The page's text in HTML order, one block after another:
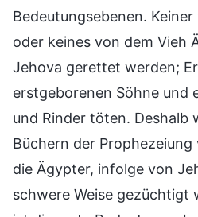
Bedeutungsebenen.
oder keines von dem Vieh
Jehova gerettet werden;
erstgeborenen Söhne und
und Rinder töten. Deshalb
Büchern der
die Ägypter, infolge von
schwere Weise gezüchtigt